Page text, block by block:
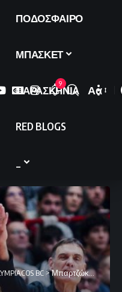
ΠΟΔΟΣΦΑΙΡΟ
ΜΠΑΣΚΕΤ
ΠΑΡΑΣΚΗΝΙΑ
RED BLOGS
9
Font
Αα
BC >Μπαρτζώκας: “Το κλειδί για τη νίκη ήταν η θέλησή μας”